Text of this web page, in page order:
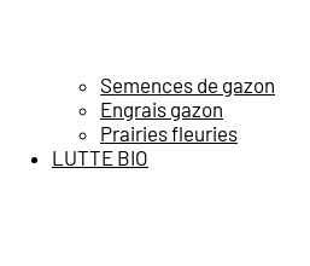
Semences de gazon
Engrais gazon
Prairies fleuries
LUTTE BIO